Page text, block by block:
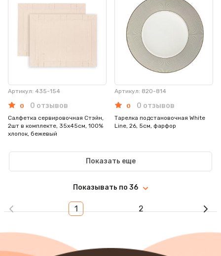
Артикул: 435-154
0 0 отзывов
Салфетка сервировочная Стэйн,
2шт в комплекте, 35х45см, 100%
хлопок, бежевый
Артикул: 820-814
0 0 отзывов
Тарелка подстановочная White
Line, 26, 5см, фарфор
Показать еще
Показывать по 36
1 2